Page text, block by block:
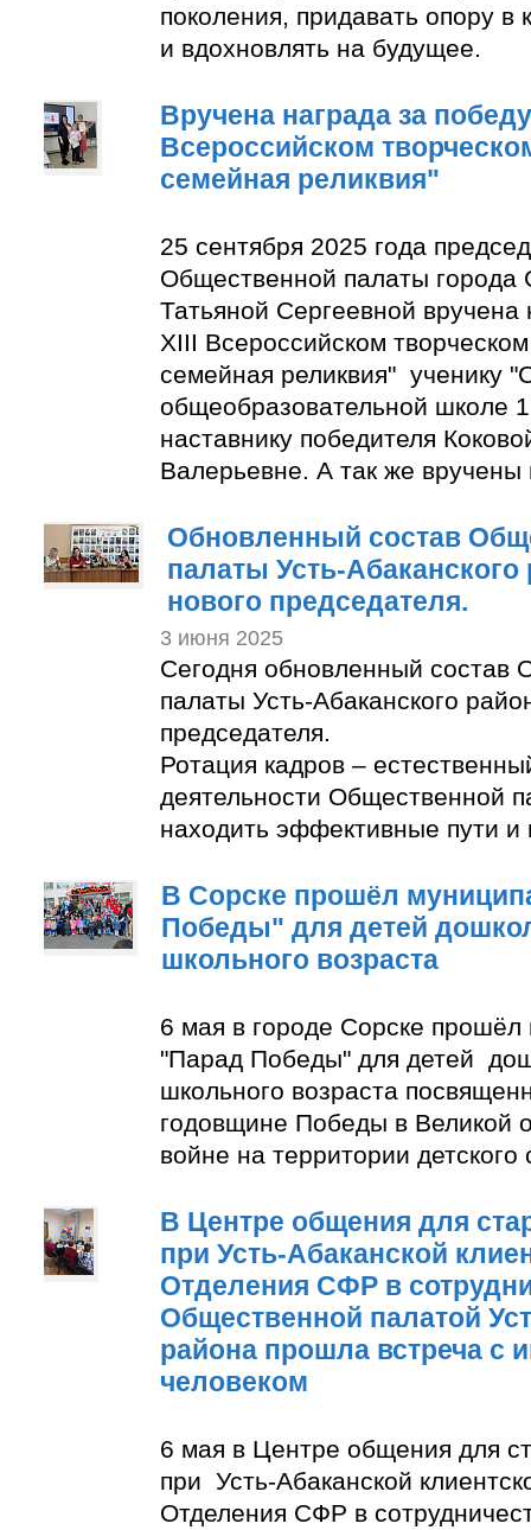
поколения, придавать опору в
и вдохновлять на будущее.
Вручена награда за
Всероссийском
семейная реликвия"
25 сентября 2025 года
Общественной палаты города
Татьяной Сергеевной вручена
XIII Всероссийском
семейная реликвия" ученику
общеобразовательной школе
наставнику победителя
Валерьевне. А так же вручены
Обновленный состав
палаты Усть-
нового председателя.
3 июня 2025
Сегодня обновленный состав
палаты Усть-Абаканского
председателя.
Ротация кадров –
деятельности Общественной
находить эффективные пути
В Сорске прошёл
Победы" для детей
школьного возраста
6 мая в городе Сорске
"Парад Победы" для детей
школьного возраста
годовщине Победы в Великой
войне на территории
В Центре общения для
при Усть-Абаканской
Отделения СФР в
Общественной палатой
района прошла встреча с
человеком
6 мая в Центре общения для
при Усть-Абаканской
Отделения СФР в